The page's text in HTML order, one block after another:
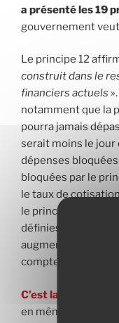
a présenté les 19
gouvernement
Le principe 12
construit dans le
financiers actuels
notamment que la
pourra jamais
serait moins le jour
dépenses
bloquées par le
le taux de
le principe même
définies». Le
augmentation des
comptes de retraite.
C’est la fin du
en même temps